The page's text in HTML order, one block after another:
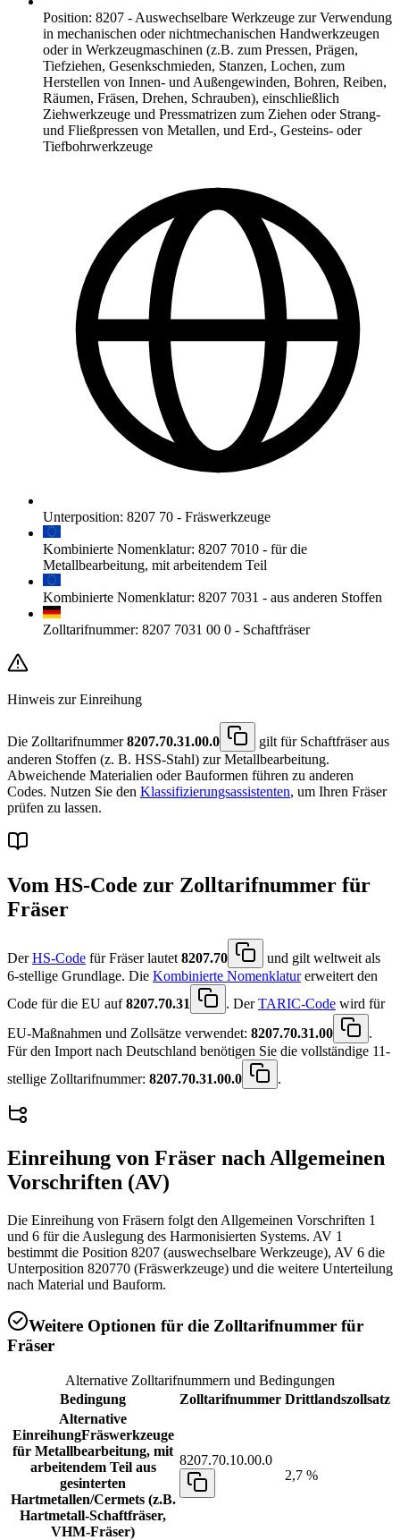
Position: 8207 - Auswechselbare Werkzeuge zur Verwendung
in mechanischen oder nichtmechanischen Handwerkzeugen
oder in Werkzeugmaschinen (z.B. zum Pressen, Prägen,
Tiefziehen, Gesenkschmieden, Stanzen, Lochen, zum
Herstellen von Innen- und Außengewinden, Bohren, Reiben,
Räumen, Fräsen, Drehen, Schrauben), einschließlich
Ziehwerkzeuge und Pressmatrizen zum Ziehen oder Strang-
und Fließpressen von Metallen, und Erd-, Gesteins- oder
Tiefbohrwerkzeuge
Unterposition: 8207 70 - Fräswerkzeuge
Kombinierte Nomenklatur: 8207 7010 - für die
Metallbearbeitung, mit arbeitendem Teil
Kombinierte Nomenklatur: 8207 7031 - aus anderen Stoffen
Zolltarifnummer: 8207 7031 00 0 - Schaftfräser
Hinweis zur Einreihung
Die Zolltarifnummer8207.70.31.00.0
gilt für Schaftfräser aus
anderen Stoffen (z. B. HSS-Stahl) zur Metallbearbeitung.
Abweichende Materialien oder Bauformen führen zu anderen
Codes. Nutzen Sie den Klassifizierungsassistenten, um Ihren Fräser
prüfen zu lassen.
Vom HS-Code zur Zolltarifnummer für
Fräser
DerHS-Code für Fräser lautet8207.70
und gilt weltweit als
6-stellige Grundlage. Die Kombinierte Nomenklaturerweitert den
Code für die EU auf8207.70.31 . DerTARIC-Code wird für
EU-Maßnahmen und Zollsätze verwendet: 8207.70.31.00
.
Für den Import nach Deutschland benötigen Sie die vollständige 11-
stellige Zolltarifnummer: 8207.70.31.00.0 .
Einreihung von Fräser nach Allgemeinen
Vorschriften (AV)
Die Einreihung von Fräsern folgt den Allgemeinen Vorschriften 1
und 6 für die Auslegung des Harmonisierten Systems. AV 1
bestimmt die Position 8207 (auswechselbare Werkzeuge), AV 6 die
Unterposition 820770 (Fräswerkzeuge) und die weitere Unterteilung
nach Material und Bauform.
Weitere Optionen für die Zolltarifnummer für
Fräser
Alternative Zolltarifnummern und Bedingungen
Bedingung
Zolltarifnummer Drittlandszollsatz
Alternative
EinreihungFräswerkzeuge
für Metallbearbeitung, mit
arbeitendem Teil aus
gesinterten
Hartmetallen/Cermets (z.B.
Hartmetall-Schaftfräser,
VHM-Fräser)
8207.70.10.00.0
2,7 %